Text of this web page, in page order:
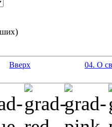
Вверх 04. О